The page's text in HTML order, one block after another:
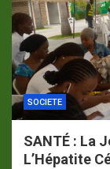
SOCIETE
SANTÉ : La
L’Hépatite